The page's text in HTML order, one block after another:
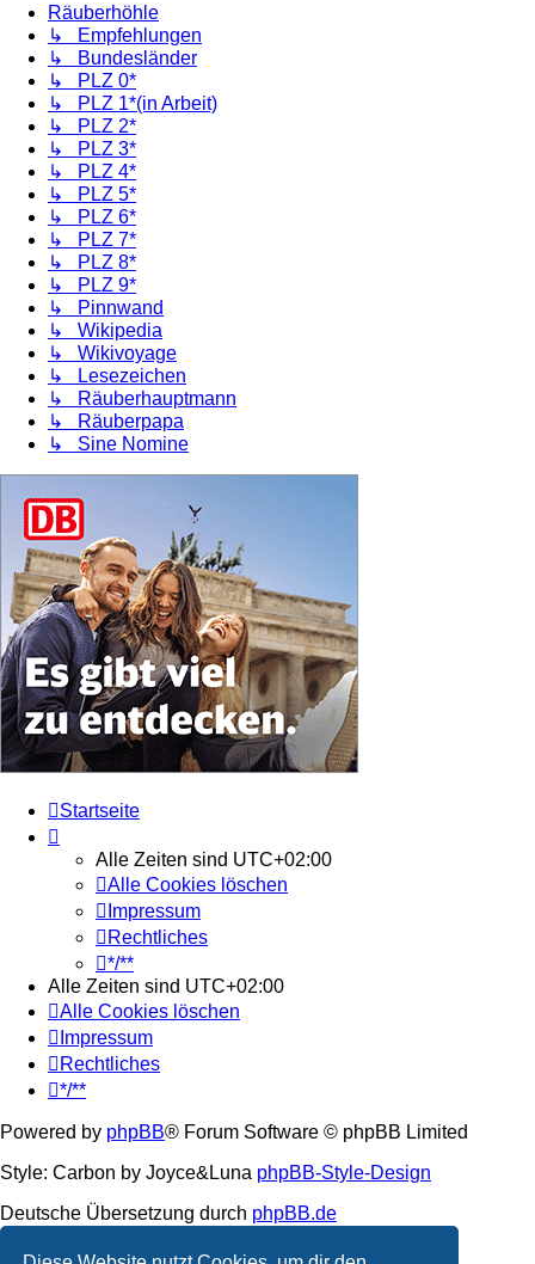
Räuberhöhle
↳ Empfehlungen
↳ Bundesländer
↳ PLZ 0*
↳ PLZ 1*(in Arbeit)
↳ PLZ 2*
↳ PLZ 3*
↳ PLZ 4*
↳ PLZ 5*
↳ PLZ 6*
↳ PLZ 7*
↳ PLZ 8*
↳ PLZ 9*
↳ Pinnwand
↳ Wikipedia
↳ Wikivoyage
↳ Lesezeichen
↳ Räuberhauptmann
↳ Räuberpapa
↳ Sine Nomine
Startseite
Alle Zeiten sind UTC+02:00
Alle Cookies löschen
Impressum
Rechtliches
*/**
Alle Zeiten sind UTC+02:00
Alle Cookies löschen
Impressum
Rechtliches
*/**
Powered by phpBB® Forum Software © phpBB Limited
Style: Carbon by Joyce&Luna phpBB-Style-Design
Deutsche Übersetzung durch phpBB.de
Datenschutz |Nutzungsbedingungen